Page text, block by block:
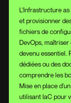
L'Infrastructure
et provisionner
fichiers de
DevOps,
devenu essentiel.
dédiées ou des
comprendre les
Mise en place
utilisant IaC pour